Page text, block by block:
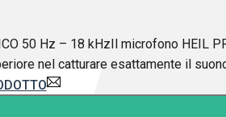
50 Hz – 18 kHzIl microfono
nel catturare esattamente il